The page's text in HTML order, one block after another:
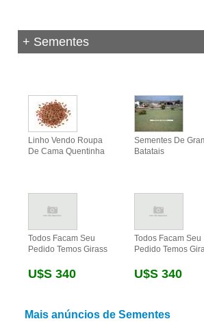
+ Sementes
Linho Vendo Roupa
De Cama Quentinha
Sementes De
Batatais
Todos Facam Seu
Pedido Temos Girass
U$s 340
Todos Facam Seu
Pedido Temos
U$s 340
Mais anúncios de Sementes